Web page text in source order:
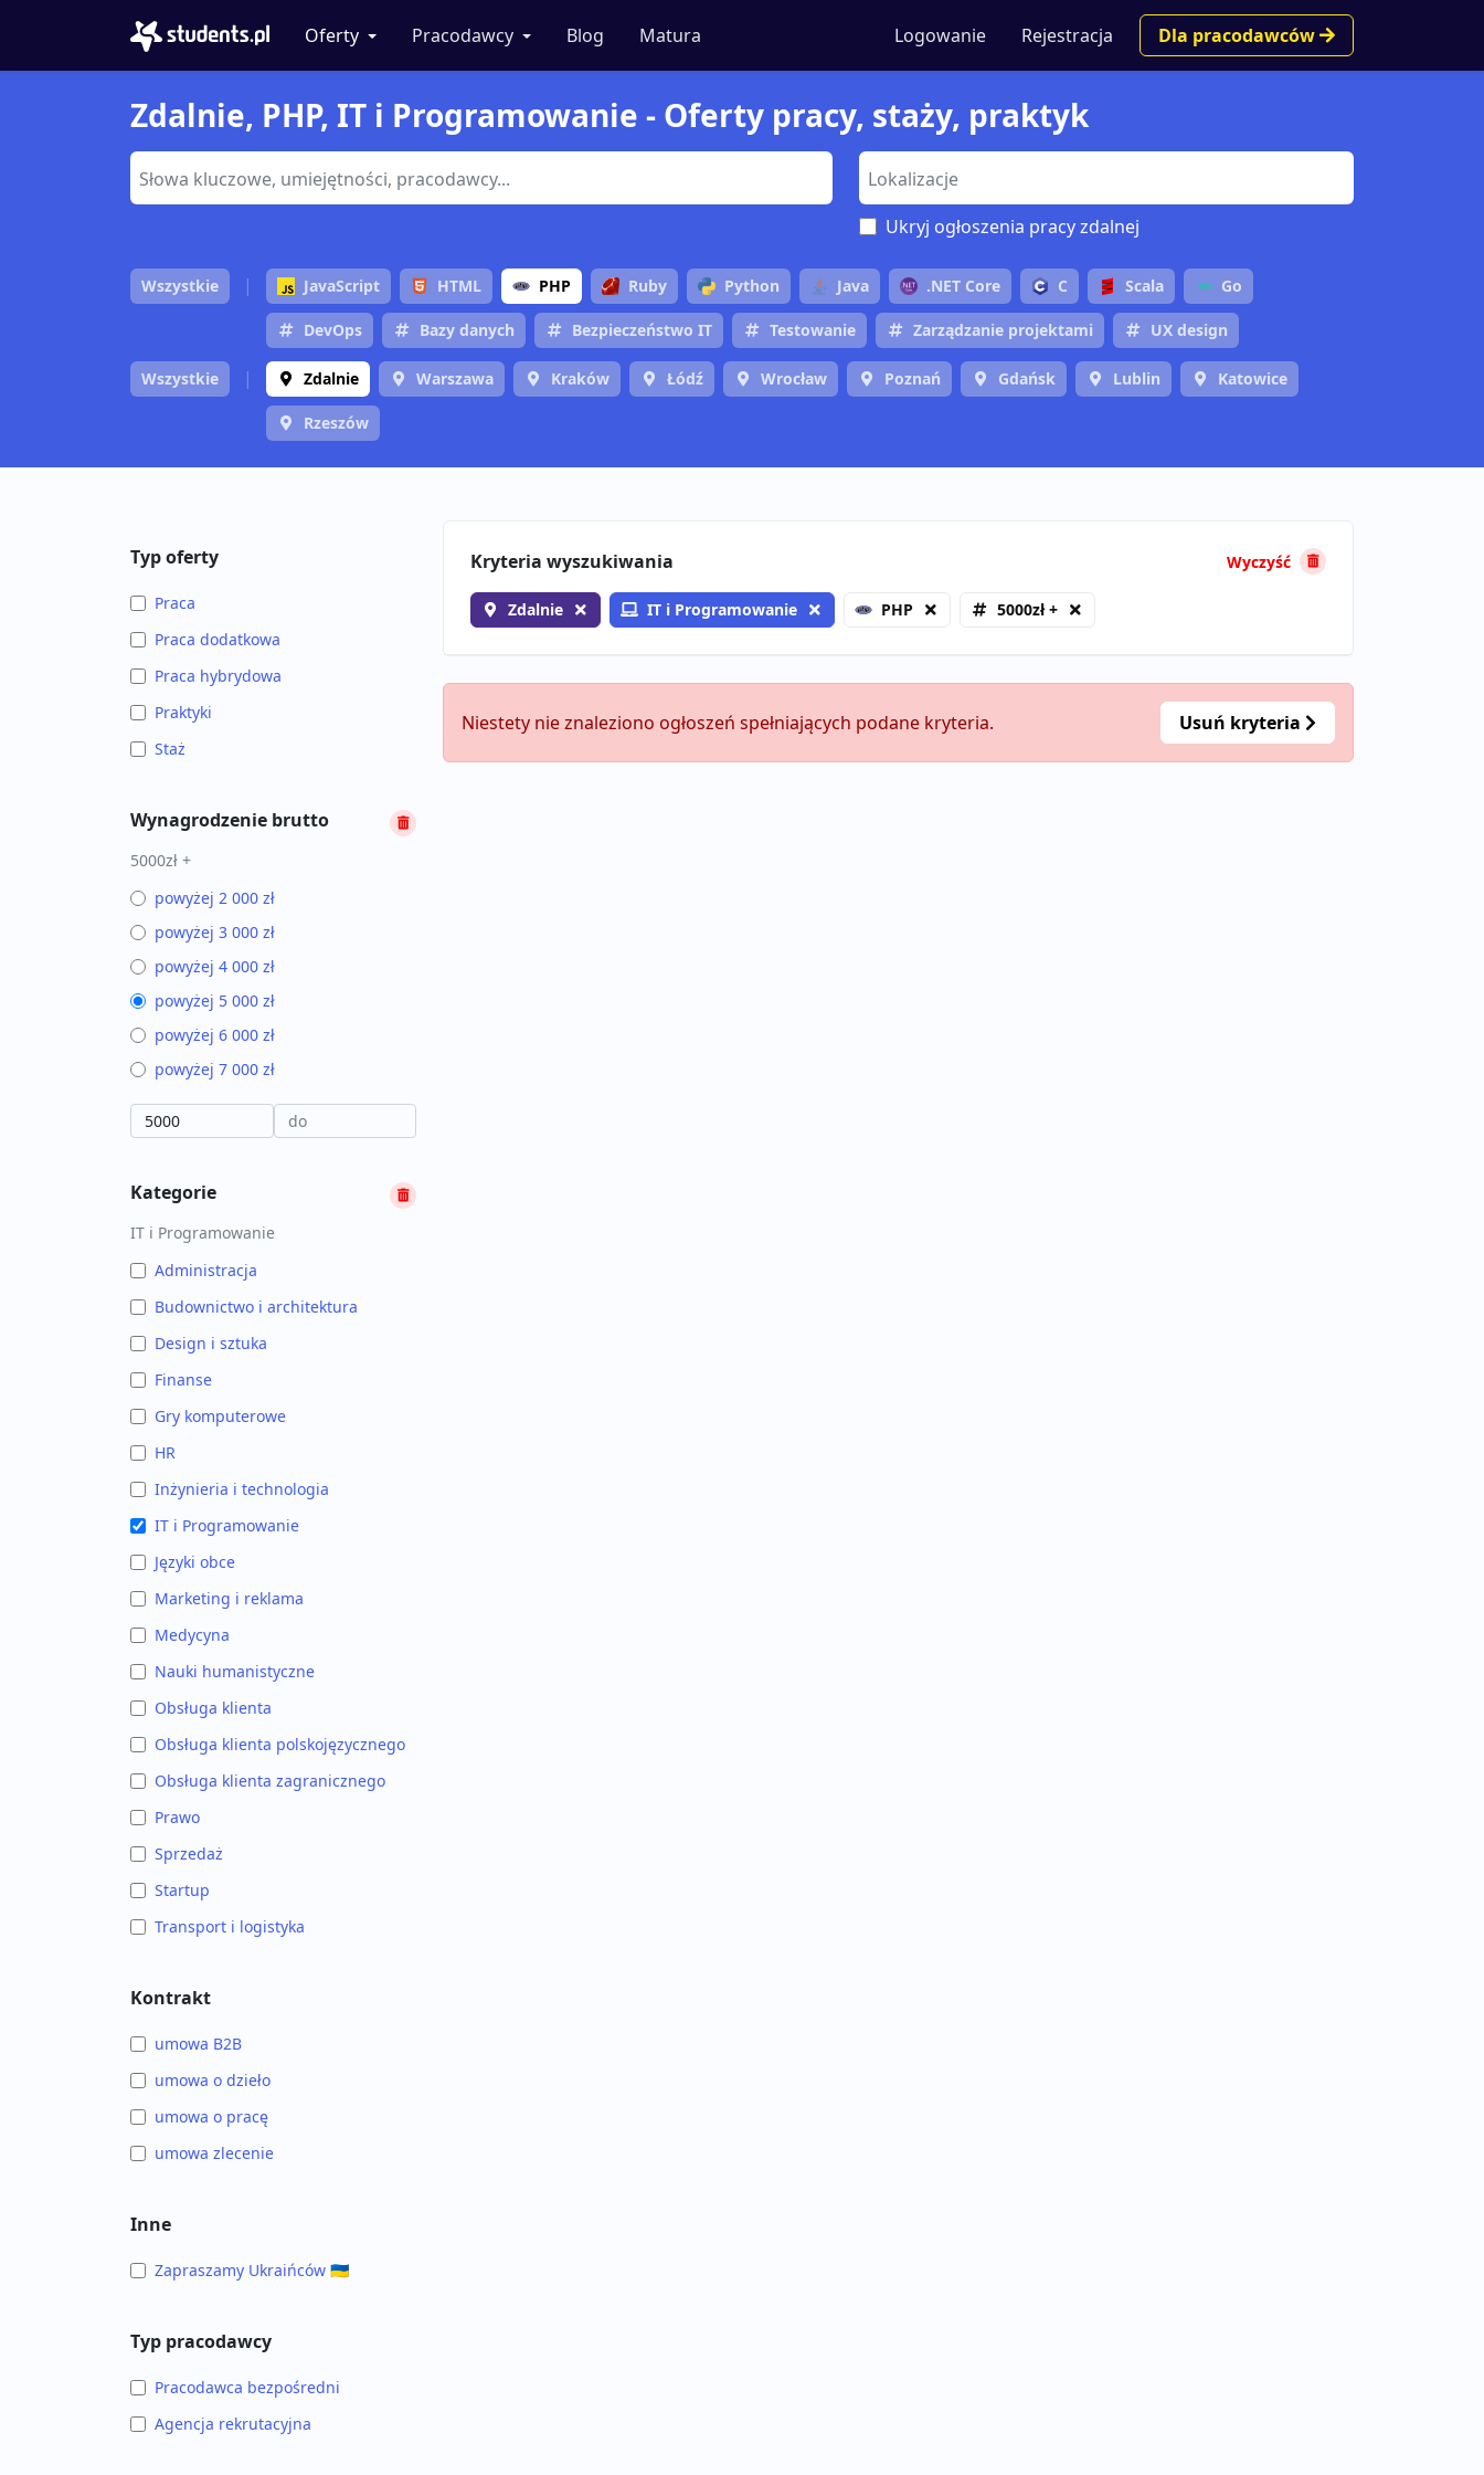
Oferty Pracodawcy Blog Matura Logowanie Rejestracja Dla pracodawców
Zdalnie, PHP, IT i Programowanie - Oferty pracy, staży, praktyk
Ukryj ogłoszenia pracy zdalnej
Wszystkie JavaScript HTML PHP Ruby Python Java .NET Core C Scala Go
DevOps Bazy danych Bezpieczeństwo IT Testowanie Zarządzanie projektami UX design
Wszystkie Zdalnie Warszawa Kraków Łódź Wrocław Poznań Gdańsk Lublin Katowice
Rzeszów
Typ oferty
Praca
Praca dodatkowa
Praca hybrydowa
Praktyki
Staż
Wynagrodzenie brutto
5000zł +
powyżej 2 000 zł
powyżej 3 000 zł
powyżej 4 000 zł
powyżej 5 000 zł
powyżej 6 000 zł
powyżej 7 000 zł
Kategorie
IT i Programowanie
Administracja
Budownictwo i architektura
Design i sztuka
Finanse
Gry komputerowe
HR
Inżynieria i technologia
IT i Programowanie
Języki obce
Marketing i reklama
Medycyna
Nauki humanistyczne
Obsługa klienta
Obsługa klienta polskojęzycznego
Obsługa klienta zagranicznego
Prawo
Sprzedaż
Startup
Transport i logistyka
Kontrakt
umowa B2B
umowa o dzieło
umowa o pracę
umowa zlecenie
Inne
Zapraszamy Ukraińców 🇺🇦
Typ pracodawcy
Pracodawca bezpośredni
Agencja rekrutacyjna
Kryteria wyszukiwania Wyczyść
Zdalnie IT i Programowanie PHP 5000zł +
Niestety nie znaleziono ogłoszeń spełniających podane kryteria. Usuń kryteria